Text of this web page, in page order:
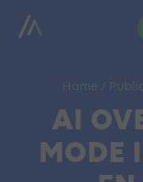
Home /
AI
MODE